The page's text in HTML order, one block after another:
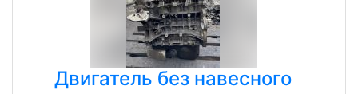
Двигатель без навесного